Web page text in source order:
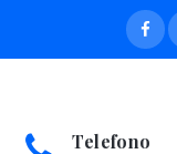
Telefono